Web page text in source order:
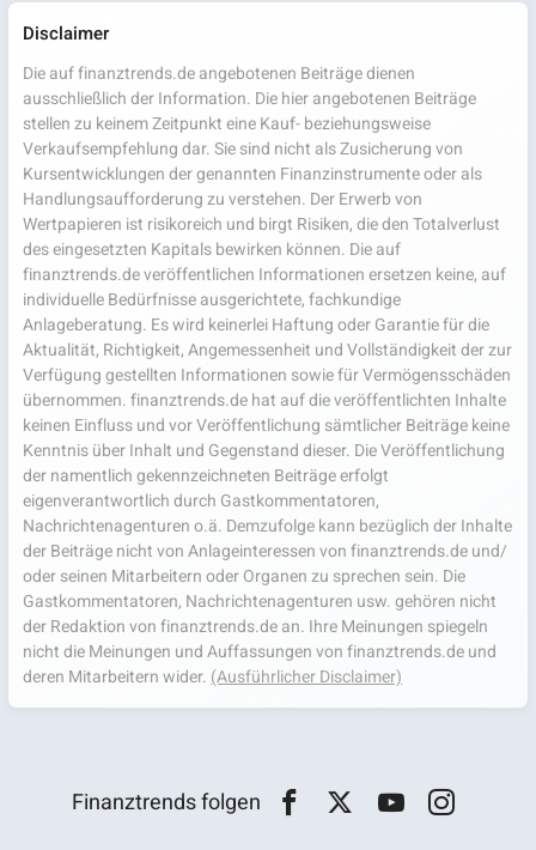
Disclaimer
Die auf finanztrends.de angebotenen Beiträge dienen
ausschließlich der Information. Die hier angebotenen Beiträge
stellen zu keinem Zeitpunkt eine Kauf- beziehungsweise
Verkaufsempfehlung dar. Sie sind nicht als Zusicherung von
Kursentwicklungen der genannten Finanzinstrumente oder als
Handlungsaufforderung zu verstehen. Der Erwerb von
Wertpapieren ist risikoreich und birgt Risiken, die den Totalverlust
des eingesetzten Kapitals bewirken können. Die auf
finanztrends.de veröffentlichen Informationen ersetzen keine, auf
individuelle Bedürfnisse ausgerichtete, fachkundige
Anlageberatung. Es wird keinerlei Haftung oder Garantie für die
Aktualität, Richtigkeit, Angemessenheit und Vollständigkeit der zur
Verfügung gestellten Informationen sowie für Vermögensschäden
übernommen. finanztrends.de hat auf die veröffentlichten Inhalte
keinen Einfluss und vor Veröffentlichung sämtlicher Beiträge keine
Kenntnis über Inhalt und Gegenstand dieser. Die Veröffentlichung
der namentlich gekennzeichneten Beiträge erfolgt
eigenverantwortlich durch Gastkommentatoren,
Nachrichtenagenturen o.ä. Demzufolge kann bezüglich der Inhalte
der Beiträge nicht von Anlageinteressen von finanztrends.de und/
oder seinen Mitarbeitern oder Organen zu sprechen sein. Die
Gastkommentatoren, Nachrichtenagenturen usw. gehören nicht
der Redaktion von finanztrends.de an. Ihre Meinungen spiegeln
nicht die Meinungen und Auffassungen von finanztrends.de und
deren Mitarbeitern wider. (Ausführlicher Disclaimer)
Finanztrends folgen